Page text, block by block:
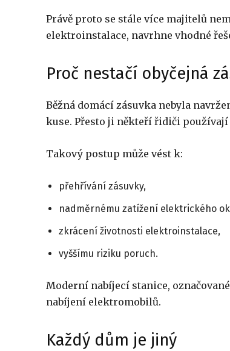
Právě proto se stále více majitelů
elektroinstalace, navrhne vhodné
Proč nestačí obyčejná
Běžná domácí zásuvka nebyla
kuse. Přesto ji někteří řidiči
Takový postup může vést k:
přehřívání zásuvky,
nadměrnému zatížení elektrického
zkrácení životnosti elektroinstalace,
vyššímu riziku poruch.
Moderní nabíjecí stanice,
nabíjení elektromobilů.
Každý dům je jiný